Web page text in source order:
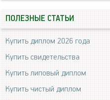
ПОЛЕЗНЫЕ СТАТЬИ
Купить диплом 2026 года
Купить свидетельства
Купить липовый диплом
Купить чистый диплом